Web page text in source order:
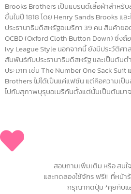
Brooks Brothers เป็นแบรนด์เสื้อผ้าสำห
ขึ้นในปี 1818 โดย Henry Sands Brooks แ
ประธานาธิบดีสหรัฐอเมริกา 39 คน สินค้าย
OCBD (Oxford Cloth Button Down) ซึ่งถื
Ivy League Style นอกจากนี้ ยังมีประวัติศ
สัมพันธ์กับประธานาธิบดีสหรัฐ และเป็นต้นต
ประเภท เช่น The Number One Sack Suit
Brothers ไม่ได้เป็นแค่แฟชั่น แต่คือความเ
ไปกับสุภาพบุรุษอเมริกันตั้งแต่นั้นเป็นต้นม
สอบถามเพิ่มเติม หรือ สนใ
และทดลองใช้จักร ฟรี!! ที่หน้า
กรุณากดปุ่ม *คุยกับ